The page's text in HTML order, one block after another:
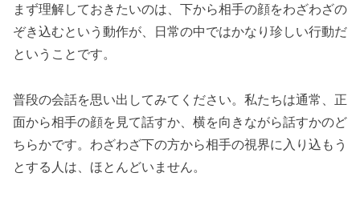
まず理解しておきたいのは、下から相手の顔をわざわざの
ぞき込むという動作が、日常の中ではかなり珍しい行動だ
ということです。
普段の会話を思い出してみてください。私たちは通常、正
面から相手の顔を見て話すか、横を向きながら話すかのど
ちらかです。わざわざ下の方から相手の視界に入り込もう
とする人は、ほとんどいません。